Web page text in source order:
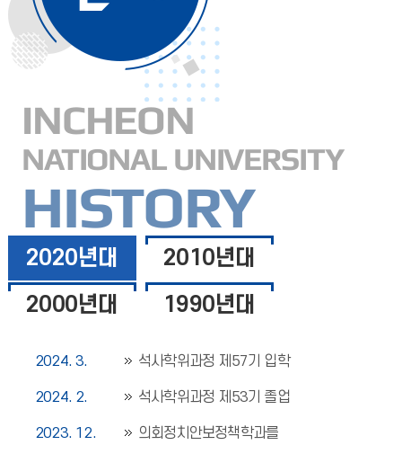
INCHEON
NATIONAL UNIVERSITY
HISTORY
2020년대
2010년대
2000년대
1990년대
2024. 3. 석사학위과정 제57기 입학
2024. 2. 석사학위과정 제53기 졸업
2023. 12. 의회정치안보정책학과를